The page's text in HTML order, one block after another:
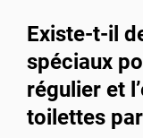
Existe-t-il
spéciaux
régulier et
toilettes